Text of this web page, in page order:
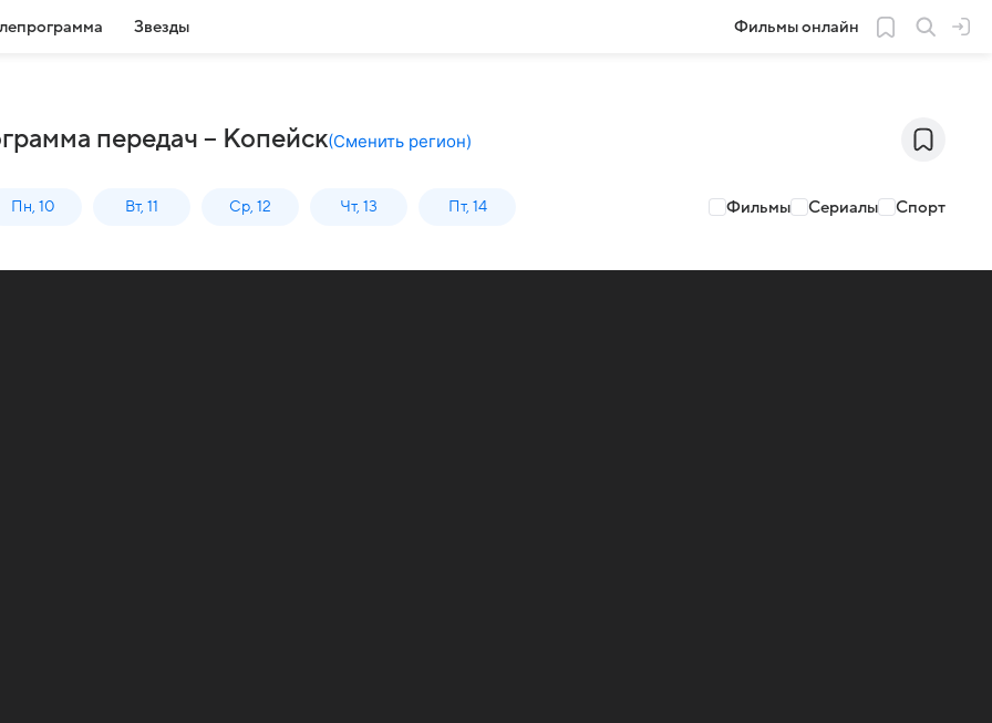
Звезды Фильмы онлайн
передач – Копейск(Сменить регион)
Пн, 10 Вт, 11 Ср, 12 Чт, 13 Пт, 14 Фильмы Сериалы Спорт